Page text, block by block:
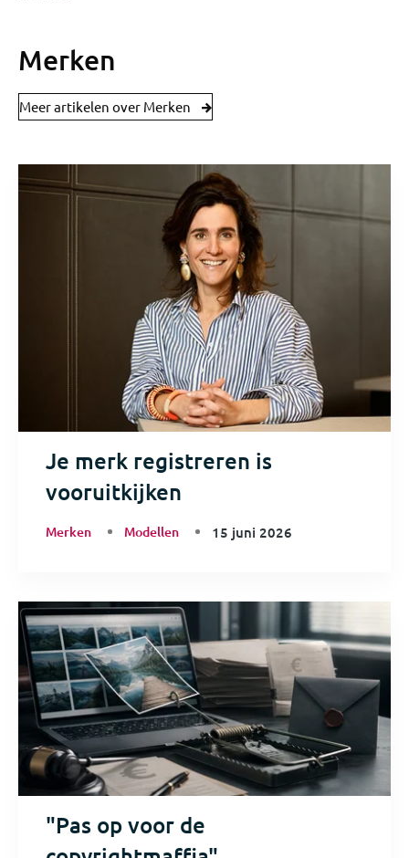
Merken
Meer artikelen over Merken
Je merk registreren is
vooruitkijken
Merken Modellen 15 juni 2026
"Pas op voor de